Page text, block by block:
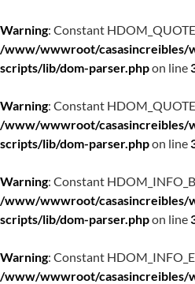
Warning: Constant
/www/wwwroot/casasincreibles/
scripts/lib/dom-parser.phpon line
Warning: Constant
/www/wwwroot/casasincreibles/
scripts/lib/dom-parser.phpon line
Warning: Constant
/www/wwwroot/casasincreibles/
scripts/lib/dom-parser.phpon line
Warning: Constant
/www/wwwroot/casasincreibles/